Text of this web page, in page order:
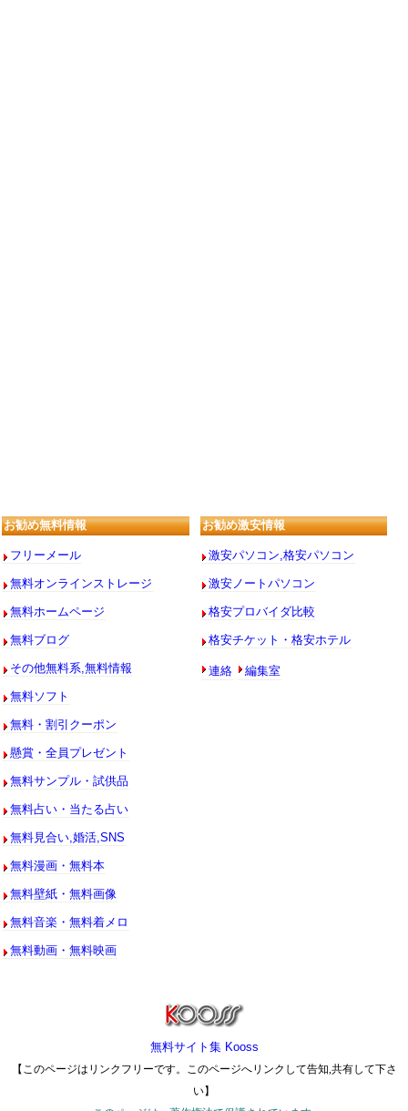
お勧め無料情報
フリーメール
無料オンラインストレージ
無料ホームページ
無料ブログ
その他無料系,無料情報
無料ソフト
無料・割引クーポン
懸賞・全員プレゼント
無料サンプル・試供品
無料占い・当たる占い
無料見合い,婚活,SNS
無料漫画・無料本
無料壁紙・無料画像
無料音楽・無料着メロ
無料動画・無料映画
お勧め激安情報
激安パソコン,格安パソコン
激安ノートパソコン
格安プロバイダ比較
格安チケット・格安ホテル
連絡 編集室
無料サイト集 Kooss
【このページはリンクフリーです。このページへリンクして告知,共有して下さ
い】